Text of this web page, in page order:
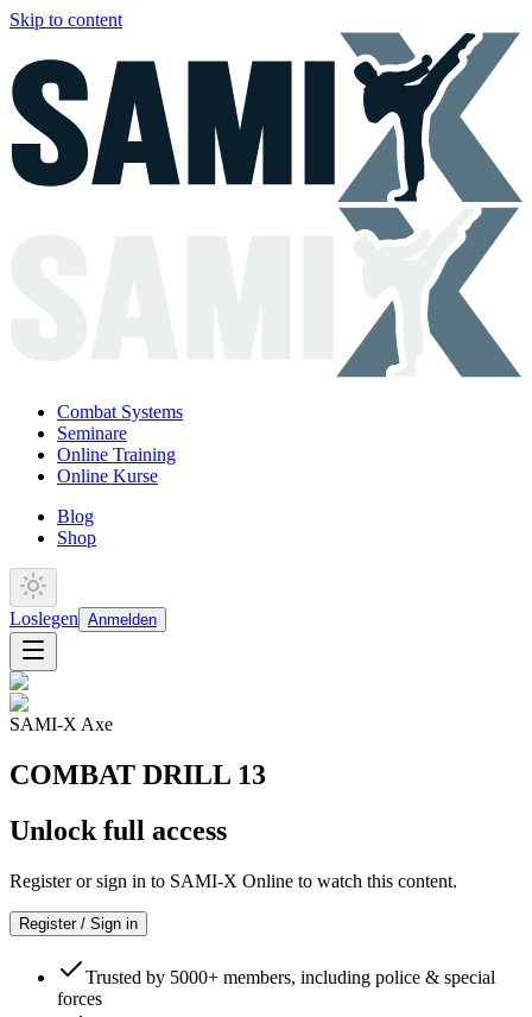
Skip to content
Combat Systems
Seminare
Online Training
Online Kurse
Blog
Shop
Loslegen Anmelden
SAMI-X Axe
COMBAT DRILL 13
Unlock full access
Register or sign in to SAMI-X Online to watch this content.
Register / Sign in
Trusted by 5000+ members, including police & special
forces